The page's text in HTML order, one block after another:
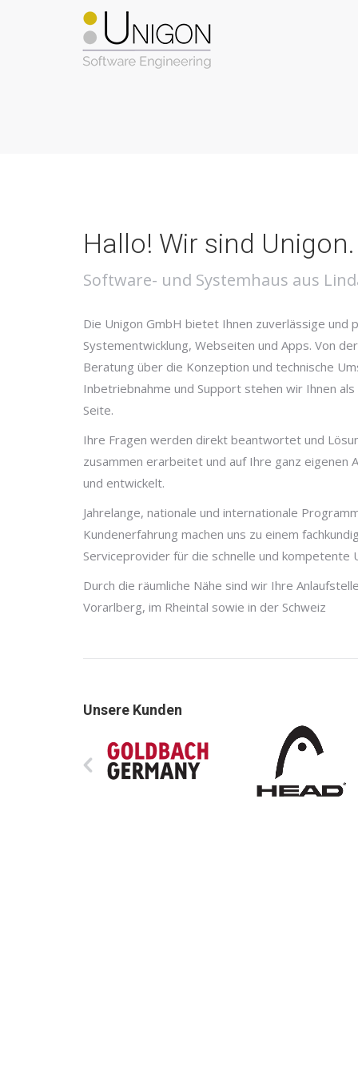
Hallo! Wir sind Unigon.
Software- und Systemhaus aus
Die Unigon GmbH bietet Ihnen zuverlässige und
Systementwicklung, Webseiten und Apps. Von
Beratung über die Konzeption und technische
Inbetriebnahme und Support stehen wir Ihnen
Seite.
Ihre Fragen werden direkt beantwortet und
zusammen erarbeitet und auf Ihre ganz eigenen
und entwickelt.
Jahrelange, nationale und internationale
Kundenerfahrung machen uns zu einem
Serviceprovider für die schnelle und kompetente
Durch die räumliche Nähe sind wir Ihre
Vorarlberg, im Rheintal sowie in der Schweiz
Unsere Kunden